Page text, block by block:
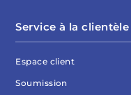
Service à la clientèle
Espace client
Soumission